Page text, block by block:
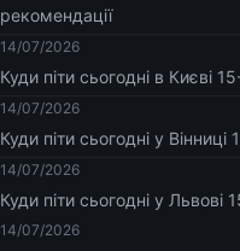
рекомендації
14/07/2026
Куди піти сьогодні в Києві
14/07/2026
Куди піти сьогодні у
14/07/2026
Куди піти сьогодні у
14/07/2026